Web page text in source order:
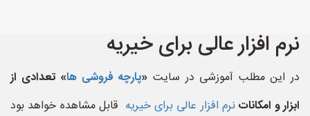
نرم افزار عالی برای خیریه
در این مطلب آموزشی در سایت «پارچه فروشی ها» تعدادی از
ابزار و امکاناتنرم افزار عالی برای خیریه قابل مشاهده خواهد بود